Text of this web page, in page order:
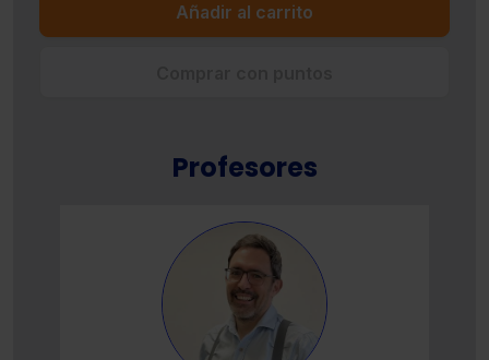
Añadir al carrito
Profesores